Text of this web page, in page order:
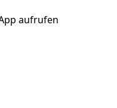
aufrufen